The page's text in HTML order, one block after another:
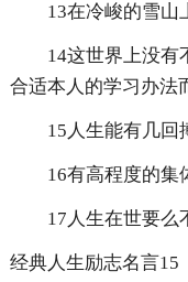
13在冷峻的雪山
14这世界上没有
合适本人的学习办法
15人生能有几回
16有高程度的集
17人生在世要么
经典人生励志名言15